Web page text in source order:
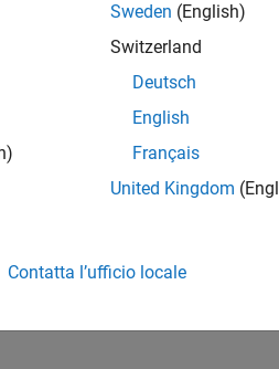
Sweden (English)
Switzerland
Deutsch
English
Français
United Kingdom
Contatta l’ufficio locale